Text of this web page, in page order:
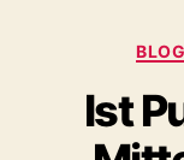
BLOG
Ist